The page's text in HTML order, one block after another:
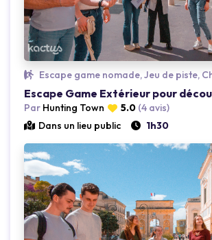
Escape game nomade, Jeu de piste,
Par Hunting Town 5.0 (4 avis)
Dans un lieu public
1h30